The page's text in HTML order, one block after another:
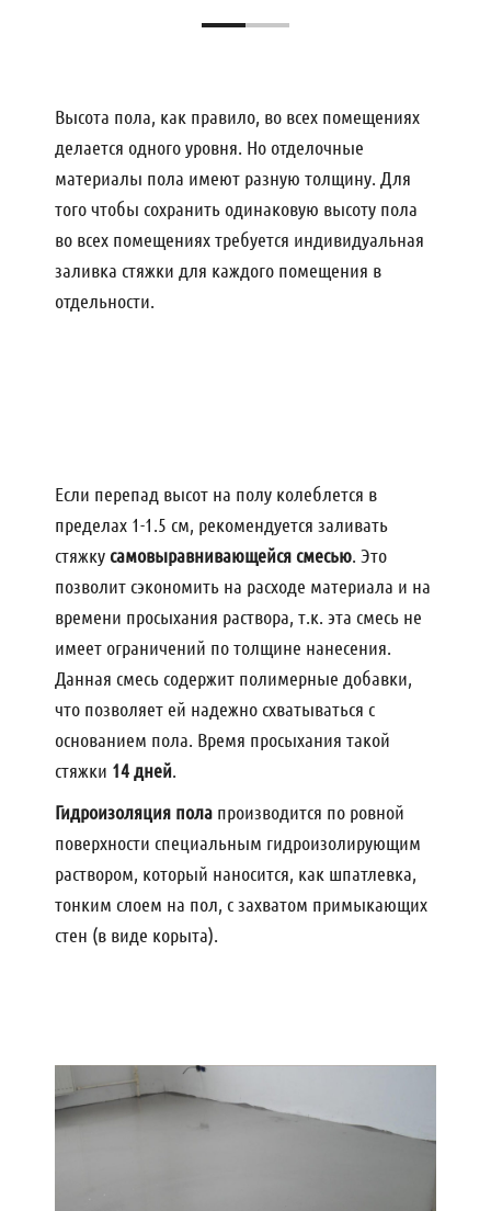
Высота пола, как правило, во всех помещениях
делается одного уровня. Но отделочные
материалы пола имеют разную толщину. Для
того чтобы сохранить одинаковую высоту пола
во всех помещениях требуется индивидуальная
заливка стяжки для каждого помещения в
отдельности.
Если перепад высот на полу колеблется в
пределах 1-1.5 см, рекомендуется заливать
стяжкусамовыравнивающейся смесью. Это
позволит сэкономить на расходе материала и на
времени просыхания раствора, т.к. эта смесь не
имеет ограничений по толщине нанесения.
Данная смесь содержит полимерные добавки,
что позволяет ей надежно схватываться с
основанием пола. Время просыхания такой
стяжки 14 дней.
Гидроизоляция пола производится по ровной
поверхности специальным гидроизолирующим
раствором, который наносится, как шпатлевка,
тонким слоем на пол, с захватом примыкающих
стен (в виде корыта).